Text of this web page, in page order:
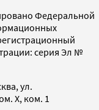
Федеральной
серия Эл №
ул.
X, ком. 1